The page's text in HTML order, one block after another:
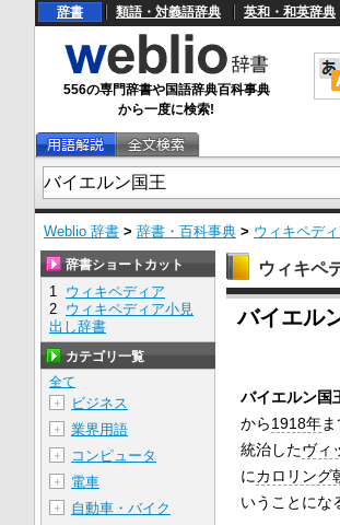
辞書 類語・対義語辞典 英和・和英辞典
556の専門辞書や国語辞典百科事典
から一度に検索!
Weblio 辞書 > 辞書・百科事典 > ウィキペデ
ウィキペ
バイエル
バイエルン国
から1918年ま
統治したヴィ
にカロリング
いうことにな
辞書ショートカット
1 ウィキペディア
2 ウィキペディア小見
出し辞書
カテゴリ一覧
全て
＋
ビジネス
＋ 業界用語
＋ コンピュータ
＋ 電車
＋ 自動車・バイク